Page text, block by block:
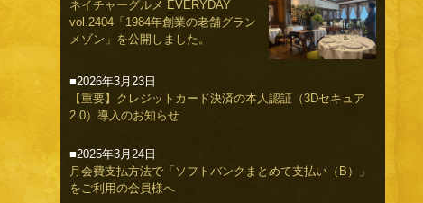
ネイチャーグルメ EVERYDAY
vol.2404「1984年創業の老舗グラン
メゾン」を公開しました。
■2026年3月23日
【重要】クレジットカード決済の本人認証（3Dセキュア
2.0）導入のお知らせ
■2025年3月24日
月会費支払方法で「ソフトバンクまとめて支払い（B）」
をご利用の会員様へ